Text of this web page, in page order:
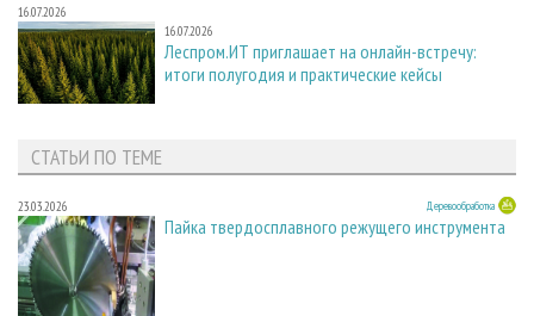
16.07.2026
16.07.2026
Леспром.ИТ приглашает на онлайн-встречу:
итоги полугодия и практические кейсы
СТАТЬИ ПО ТЕМЕ
23.03.2026 Деревообработка
Пайка твердосплавного режущего инструмента